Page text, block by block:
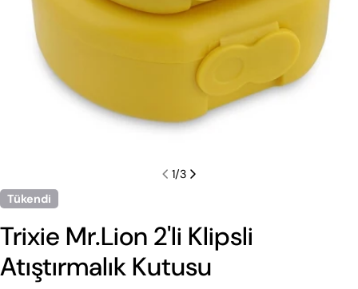
1/3
Tükendi
Trixie Mr.Lion 2'li Klipsli
Atıştırmalık Kutusu
Beden Rehberi
Aşağıdan kategori seç. Tekstil ve Ayakkabı için ayrı
rehberler sunuyoruz.